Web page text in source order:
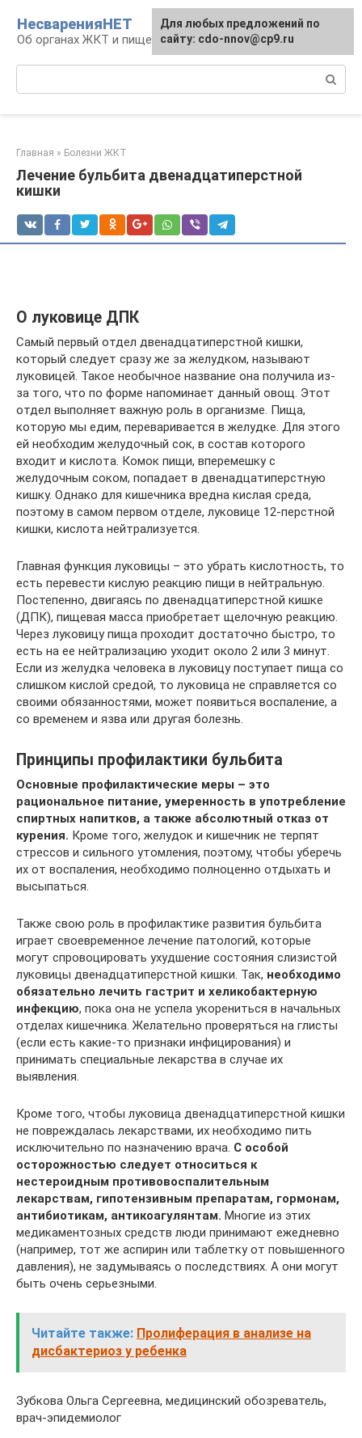
контенту
НесваренияНЕТ
Об органах ЖКТ и пищеварении
Главная » Болезни ЖКТ
Лечение бульбита двенадцатиперстной
кишки
О луковице ДПК
Самый первый отдел двенадцатиперстной кишки,
который следует сразу же за желудком, называют
луковицей. Такое необычное название она получила из-
за того, что по форме напоминает данный овощ. Этот
отдел выполняет важную роль в организме. Пища,
которую мы едим, переваривается в желудке. Для этого
ей необходим желудочный сок, в состав которого
входит и кислота. Комок пищи, вперемешку с
желудочным соком, попадает в двенадцатиперстную
кишку. Однако для кишечника вредна кислая среда,
поэтому в самом первом отделе, луковице 12-перстной
кишки, кислота нейтрализуется.
Главная функция луковицы – это убрать кислотность, то
есть перевести кислую реакцию пищи в нейтральную.
Постепенно, двигаясь по двенадцатиперстной кишке
(ДПК), пищевая масса приобретает щелочную реакцию.
Через луковицу пища проходит достаточно быстро, то
есть на ее нейтрализацию уходит около 2 или 3 минут.
Если из желудка человека в луковицу поступает пища со
слишком кислой средой, то луковица не справляется со
своими обязанностями, может появиться воспаление, а
со временем и язва или другая болезнь.
Принципы профилактики бульбита
Основные профилактические меры – это
рациональное питание, умеренность в употребление
спиртных напитков, а также абсолютный отказ от
курения. Кроме того, желудок и кишечник не терпят
стрессов и сильного утомления, поэтому, чтобы уберечь
их от воспаления, необходимо полноценно отдыхать и
высыпаться.
Также свою роль в профилактике развития бульбита
играет своевременное лечение патологий, которые
могут спровоцировать ухудшение состояния слизистой
луковицы двенадцатиперстной кишки. Так, необходимо
обязательно лечить гастрит и хеликобактерную
инфекцию, пока она не успела укорениться в начальных
отделах кишечника. Желательно проверяться на глисты
(если есть какие-то признаки инфицирования) и
принимать специальные лекарства в случае их
выявления.
Кроме того, чтобы луковица двенадцатиперстной кишки
не повреждалась лекарствами, их необходимо пить
исключительно по назначению врача. С особой
осторожностью следует относиться к
нестероидным противовоспалительным
лекарствам, гипотензивным препаратам, гормонам,
антибиотикам, антикоагулянтам. Многие из этих
медикаментозных средств люди принимают ежедневно
(например, тот же аспирин или таблетку от повышенного
давления), не задумываясь о последствиях. А они могут
быть очень серьезными.
Читайте также: Пролиферация в анализе на
дисбактериоз у ребенка
Зубкова Ольга Сергеевна, медицинский обозреватель,
врач-эпидемиолог
Для любых предложений по
сайту: cdo-nnov@cp9.ru